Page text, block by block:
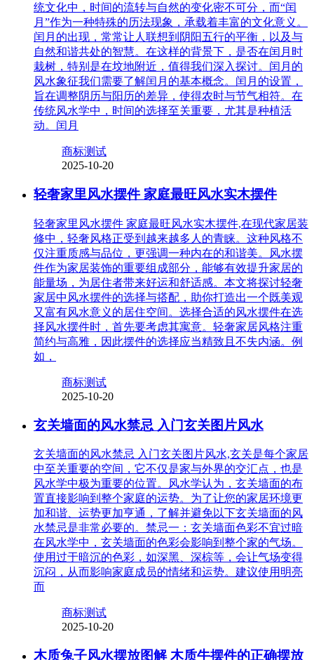
统文化中，时间的流转与自然的变化密不可分，而“闰
月”作为一种特殊的历法现象，承载着丰富的文化意义。
闰月的出现，常常让人联想到阴阳五行的平衡，以及与
自然和谐共处的智慧。在这样的背景下，是否在闰月时
栽树，特别是在坟地附近，值得我们深入探讨。闰月的
风水象征我们需要了解闰月的基本概念。闰月的设置，
旨在调整阴历与阳历的差异，使得农时与节气相符。在
传统风水学中，时间的选择至关重要，尤其是种植活
动。闰月
商标测试
2025-10-20
轻奢家里风水摆件 家庭最旺风水实木摆件
轻奢家里风水摆件 家庭最旺风水实木摆件,在现代家居装
修中，轻奢风格正受到越来越多人的青睐。这种风格不
仅注重质感与品位，更强调一种内在的和谐美。风水摆
件作为家居装饰的重要组成部分，能够有效提升家居的
能量场，为居住者带来好运和舒适感。本文将探讨轻奢
家居中风水摆件的选择与搭配，助你打造出一个既美观
又富有风水意义的居住空间。选择合适的风水摆件在选
择风水摆件时，首先要考虑其寓意。轻奢家居风格注重
简约与高雅，因此摆件的选择应当精致且不失内涵。例
如，
商标测试
2025-10-20
玄关墙面的风水禁忌 入门玄关图片风水
玄关墙面的风水禁忌 入门玄关图片风水,玄关是每个家居
中至关重要的空间，它不仅是家与外界的交汇点，也是
风水学中极为重要的位置。风水学认为，玄关墙面的布
置直接影响到整个家庭的运势。为了让您的家居环境更
加和谐、运势更加亨通，了解并避免以下玄关墙面的风
水禁忌是非常必要的。禁忌一：玄关墙面色彩不宜过暗
在风水学中，玄关墙面的色彩会影响到整个家的气场。
使用过于暗沉的色彩，如深黑、深棕等，会让气场变得
沉闷，从而影响家庭成员的情绪和运势。建议使用明亮
而
商标测试
2025-10-20
木质兔子风水摆放图解 木质牛摆件的正确摆放